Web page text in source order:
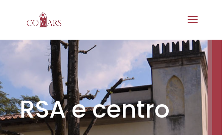
RSA e centro